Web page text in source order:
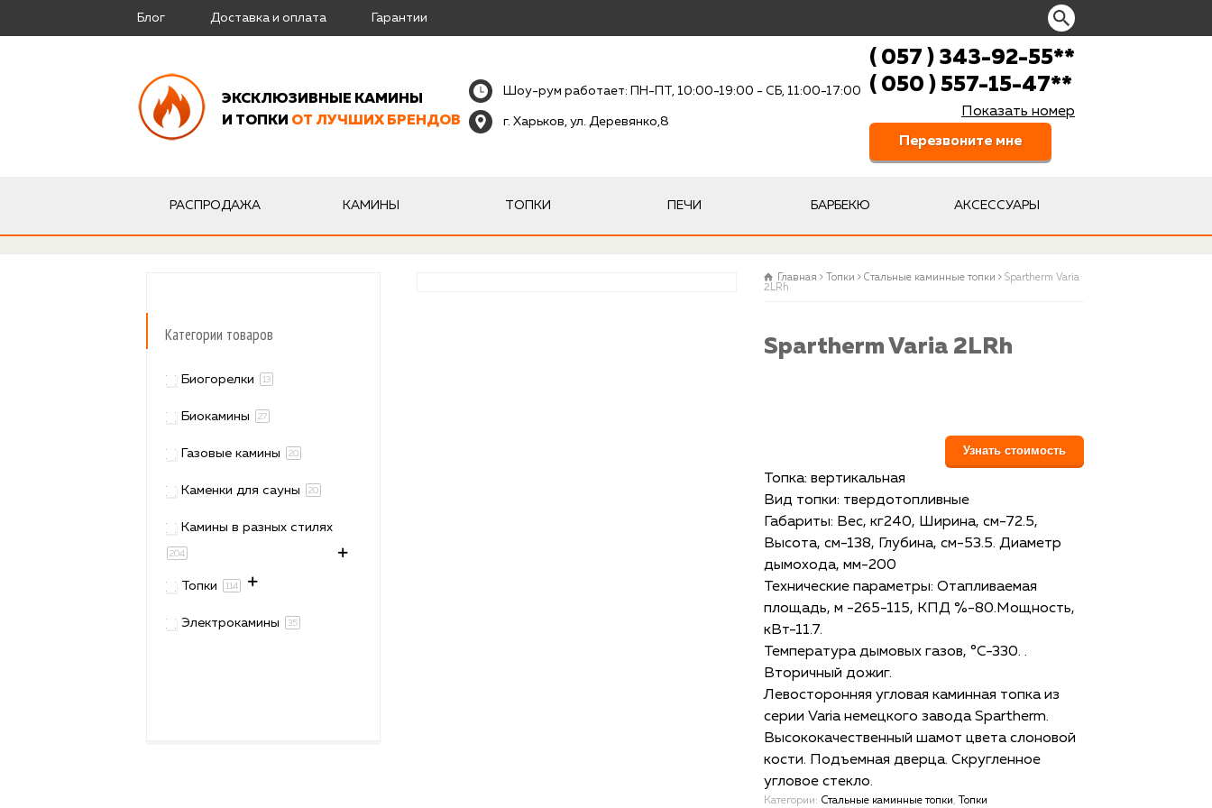
Блог Доставка и оплата Гарантии
ЭКСКЛЮЗИВНЫЕ КАМИНЫ
И ТОПКИ ОТ ЛУЧШИХ БРЕНДОВ
Шоу-рум работает: ПН-ПТ, 10:00-19:00 - СБ, 11:00-17:00
г. Харьков, ул. Деревянко,8
( 057 ) 343-92-55**
( 050 ) 557-15-47**
Показать номер
Перезвоните мне
РАСПРОДАЖА КАМИНЫ ТОПКИ ПЕЧИ БАРБЕКЮ АКСЕССУАРЫ
Главная Топки Стальные каминные топки
Spartherm Varia
2LRh
Spartherm Varia 2LRh
Узнать стоимость
Топка: вертикальная
Вид топки: твердотопливные
Габариты: Вес, кг240, Ширина, см-72.5,
Высота, см-138, Глубина, см-53.5. Диаметр
дымохода, мм-200
Технические параметры: Отапливаемая
площадь, м -265-115, КПД %-80.Мощность,
кВт-11.7.
Температура дымовых газов, °С-330. .
Вторичный дожиг.
Левосторонняя угловая каминная топка из
серии Varia немецкого завода Spartherm.
Высококачественный шамот цвета слоновой
кости. Подъемная дверца. Скругленное
угловое стекло.
Категории: Стальные каминные топки, Топки
Категории товаров
Биогорелки 13
Биокамины 27
Газовые камины 20
Каменки для сауны 20
Камины в разных стилях
204
Топки 114
Электрокамины 35